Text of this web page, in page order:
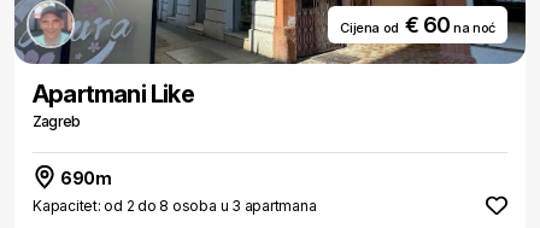
Cijena od € 60na noć
Apartmani Like
Zagreb
690m
Kapacitet: od 2 do 8 osoba u 3 apartmana